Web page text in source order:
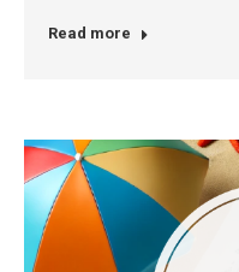
Read more